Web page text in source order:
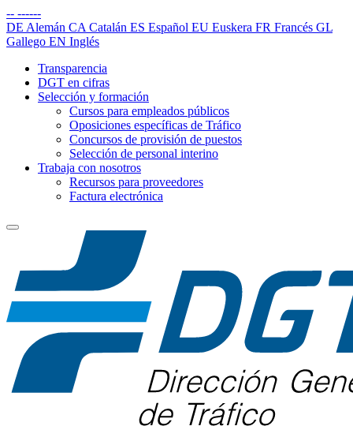
-- ------
DE Alemán CA Catalán ES Español EU Euskera FR Francés GL
Gallego EN Inglés
Transparencia
DGT en cifras
Selección y formación
Cursos para empleados públicos
Oposiciones específicas de Tráfico
Concursos de provisión de puestos
Selección de personal interino
Trabaja con nosotros
Recursos para proveedores
Factura electrónica